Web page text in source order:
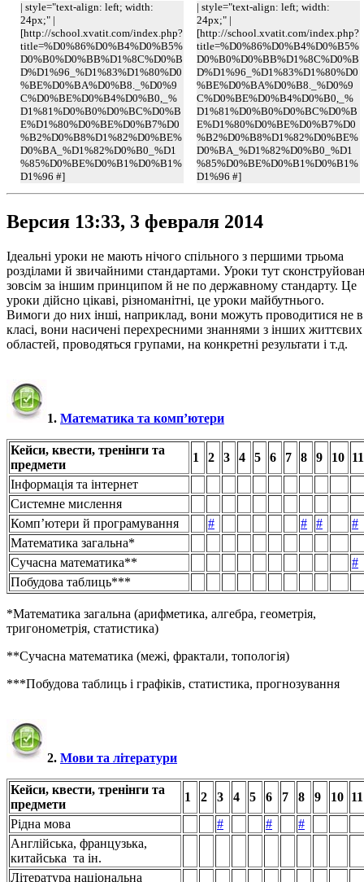
| style="text-align: left; width:
24px;" |
[http://school.xvatit.com/index.php?
title=%D0%86%D0%B4%D0%B5%
D0%B0%D0%BB%D1%8C%D0%B
D%D1%96_%D1%83%D1%80%D0
%BE%D0%BA%D0%B8._%D0%9
C%D0%BE%D0%B4%D0%B0,_%
D1%81%D0%B0%D0%BC%D0%B
E%D1%80%D0%BE%D0%B7%D0
%B2%D0%B8%D1%82%D0%BE%
D0%BA_%D1%82%D0%B0_%D1
%85%D0%BE%D0%B1%D0%B1%
D1%96 #]
| style="text-align: left; width:
24px;" |
[http://school.xvatit.com/index.php?
title=%D0%86%D0%B4%D0%B5%
D0%B0%D0%BB%D1%8C%D0%B
D%D1%96_%D1%83%D1%80%D0
%BE%D0%BA%D0%B8._%D0%9
C%D0%BE%D0%B4%D0%B0,_%
D1%81%D0%B0%D0%BC%D0%B
E%D1%80%D0%BE%D0%B7%D0
%B2%D0%B8%D1%82%D0%BE%
D0%BA_%D1%82%D0%B0_%D1
%85%D0%BE%D0%B1%D0%B1%
D1%96 #]
Версия 13:33, 3 февраля 2014
Ідеальні уроки не мають нічого спільного з першими трьома
розділами й звичайними стандартами. Уроки тут
зовсім за іншим принципом й не по державному стандарту. Це
уроки дійсно цікаві, різноманітні, це уроки майбутнього.
Вимоги до них інші, наприклад, вони можуть проводитися не в
класі, вони насичені перехресними знаннями з інших життєвих
областей, проводяться групами, на конкретні результати і т.д.
1. Математика та комп’ютери
Кейси, квести, тренінги та
предмети
1 2 3 4 5 6 7 8 9 10 11
Інформація та інтернет
Системне мислення
Комп’ютери й програмування
# # #
#
Математика загальна*
Сучасна математика**
#
Побудова таблиць***
*Математика загальна (арифметика, алгебра, геометрія,
тригонометрія, статистика)
**Сучасна математика (межі, фрактали, топологія)
***Побудова таблиць і графіків, статистика, прогнозування
2. Мови та літератури
Кейси, квести, тренінги та
предмети
1 2 3 4 5 6 7 8 9 10 11
Рідна мова
# #
#
Англійська, французька,
китайська та ін.
Література національна